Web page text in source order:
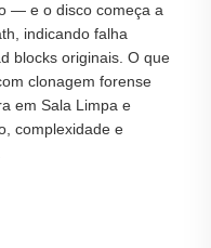
— e o disco começa a
indicando falha
blocks originais. O que
clonagem forense
em Sala Limpa e
complexidade e